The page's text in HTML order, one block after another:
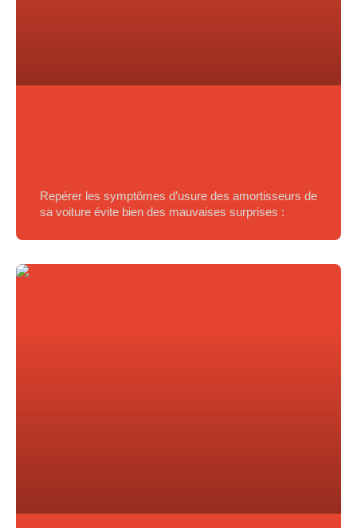
Repérer les symptômes d’usure des amortisseurs de
sa voiture évite bien des mauvaises surprises :